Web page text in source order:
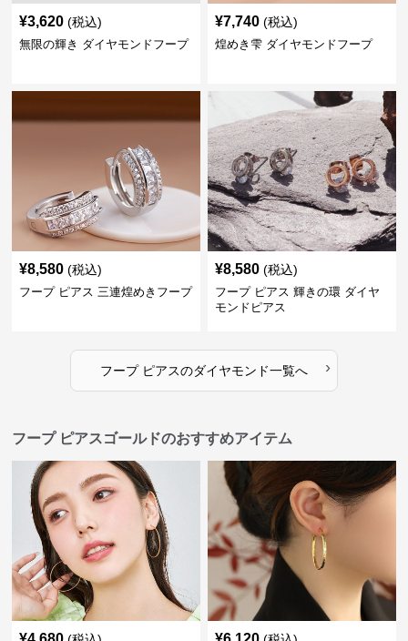
¥3,620 (税込)
無限の輝き ダイヤモンドフープ
¥7,740 (税込)
煌めき雫 ダイヤモンドフープ
¥8,580 (税込)
フープ ピアス 三連煌めきフープ
¥8,580 (税込)
フープ ピアス 輝きの環 ダイヤ
モンドピアス
フープ ピアスのダイヤモンド一覧へ ›
フープ ピアスゴールドのおすすめアイテム